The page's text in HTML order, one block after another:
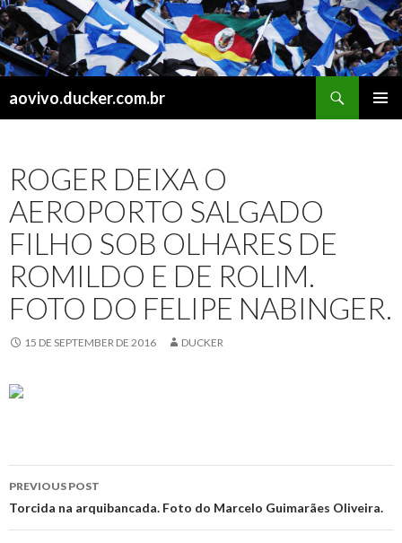
aovivo.ducker.com.br
ROGER DEIXA O
AEROPORTO SALGADO
FILHO SOB OLHARES DE
ROMILDO E DE ROLIM.
FOTO DO FELIPE NABINGER.
15 DE SEPTEMBER DE 2016 DUCKER
Post
navigation
PREVIOUS POST
Torcida na arquibancada. Foto do Marcelo Guimarães Oliveira.